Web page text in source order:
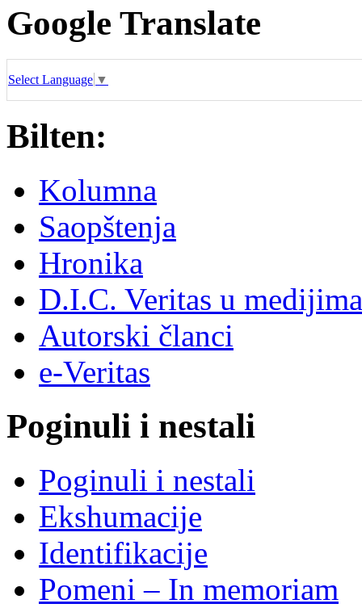
Google Translate
Select Language ▼
Bilten:
Kolumna
Saopštenja
Hronika
D.I.C. Veritas u medijima
Autorski članci
e-Veritas
Poginuli i nestali
Poginuli i nestali
Ekshumacije
Identifikacije
Pomeni – In memoriam